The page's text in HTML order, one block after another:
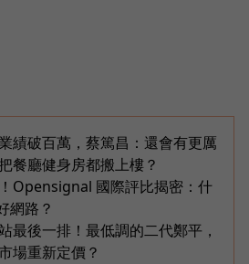
績破百萬，蔡篤昌：還會有更厲
餐廳健身房都搬上樓？
Opensignal 國際評比揭密：什
網路？
最後一排！最低調的二代鄭平，
場重新定價？